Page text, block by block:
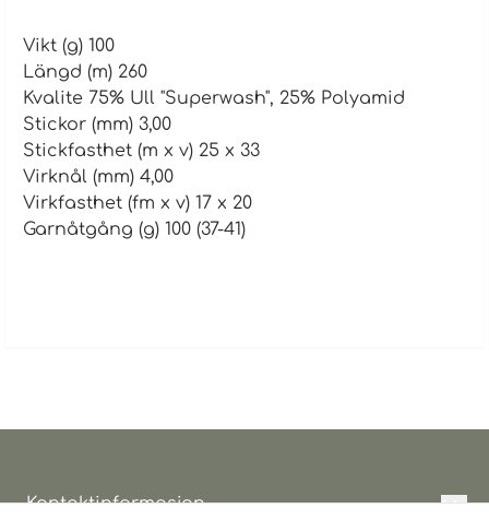
Vikt (g) 100
Längd (m) 260
Kvalite 75% Ull "Superwash", 25% Polyamid
Stickor (mm) 3,00
Stickfasthet (m x v) 25 x 33
Virknål (mm) 4,00
Virkfasthet (fm x v) 17 x 20
Garnåtgång (g) 100 (37-41)
Kontaktinformasjon